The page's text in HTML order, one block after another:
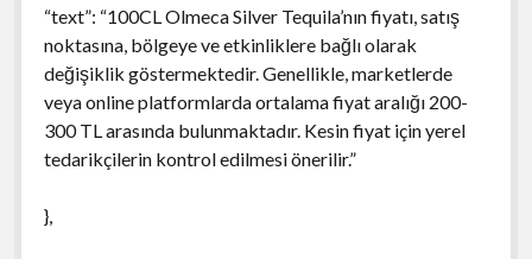
“text”: “100CL Olmeca Silver Tequila’nın fiyatı, satış
noktasına, bölgeye ve etkinliklere bağlı olarak
değişiklik göstermektedir. Genellikle, marketlerde
veya online platformlarda ortalama fiyat aralığı 200-
300 TL arasında bulunmaktadır. Kesin fiyat için yerel
tedarikçilerin kontrol edilmesi önerilir.”
},